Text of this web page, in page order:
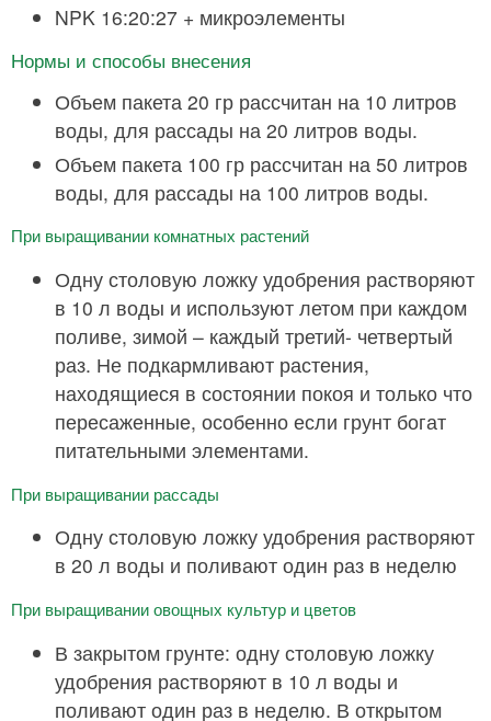
NPK 16:20:27 + микроэлементы
Нормы и способы внесения
Объем пакета 20 гр рассчитан на 10 литров
воды, для рассады на 20 литров воды.
Объем пакета 100 гр рассчитан на 50 литров
воды, для рассады на 100 литров воды.
При выращивании комнатных растений
Одну столовую ложку удобрения растворяют
в 10 л воды и используют летом при каждом
поливе, зимой – каждый третий- четвертый
раз. Не подкармливают растения,
находящиеся в состоянии покоя и только что
пересаженные, особенно если грунт богат
питательными элементами.
При выращивании рассады
Одну столовую ложку удобрения растворяют
в 20 л воды и поливают один раз в неделю
При выращивании овощных культур и цветов
В закрытом грунте: одну столовую ложку
удобрения растворяют в 10 л воды и
поливают один раз в неделю. В открытом